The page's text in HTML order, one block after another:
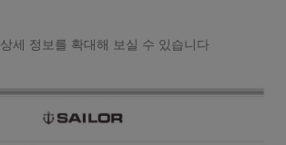
상세 정보를 확대해 보실 수 있습니다